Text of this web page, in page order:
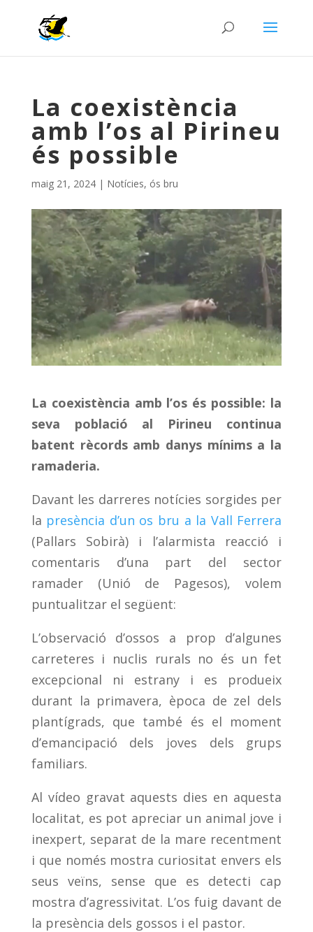
La coexistència
amb l’os al Pirineu
és possible
maig 21, 2024| Notícies, ós bru
La coexistència amb l’os és possible: la
seva població al Pirineu continua
batent rècords amb danys mínims a la
ramaderia.
Davant les darreres notícies sorgides per
la presència d’un os bru a la Vall Ferrera
(Pallars Sobirà) i l’alarmista reacció i
comentaris d’una part del sector
ramader (Unió de Pagesos), volem
puntualitzar el següent:
L’observació d’ossos a prop d’algunes
carreteres i nuclis rurals no és un fet
excepcional ni estrany i es produeix
durant la primavera, època de zel dels
plantígrads, que també és el moment
d’emancipació dels joves dels grups
familiars.
Al vídeo gravat aquests dies en aquesta
localitat, es pot apreciar un animal jove i
inexpert, separat de la mare recentment
i que només mostra curiositat envers els
seus veïns, sense que es detecti cap
mostra d’agressivitat. L’os fuig davant de
la presència dels gossos i el pastor.